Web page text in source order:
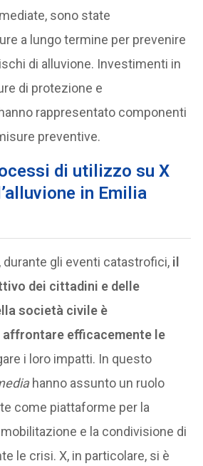
sono state
a lungo termine per prevenire
di alluvione. Investimenti in
di protezione e
rappresentato componenti
preventive.
di utilizzo su X
in Emilia
durante gli eventi catastrofici, il
dei cittadini e delle
società civile è
affrontare efficacemente le
i loro impatti. In questo
hanno assunto un ruolo
come piattaforme per la
e la condivisione di
le crisi. X, in particolare, si è